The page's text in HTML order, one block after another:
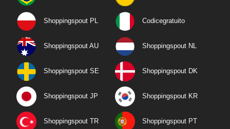
Shoppingspout PL Codicegratuito
Shoppingspout AU Shoppingspout NL
Shoppingspout SE Shoppingspout DK
Shoppingspout JP Shoppingspout KR
Shoppingspout TR Shoppingspout PT